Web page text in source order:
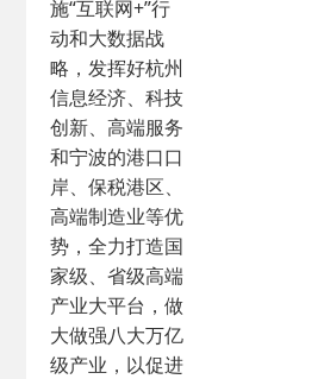
施“互联网+”行
动和大数据战
略，发挥好杭州
信息经济、科技
创新、高端服务
和宁波的港口口
岸、保税港区、
高端制造业等优
势，全力打造国
家级、省级高端
产业大平台，做
大做强八大万亿
级产业，以促进